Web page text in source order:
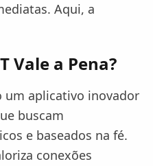
Aqui, a
Vale a Pena?
um aplicativo inovador
buscam
e baseados na fé.
conexões